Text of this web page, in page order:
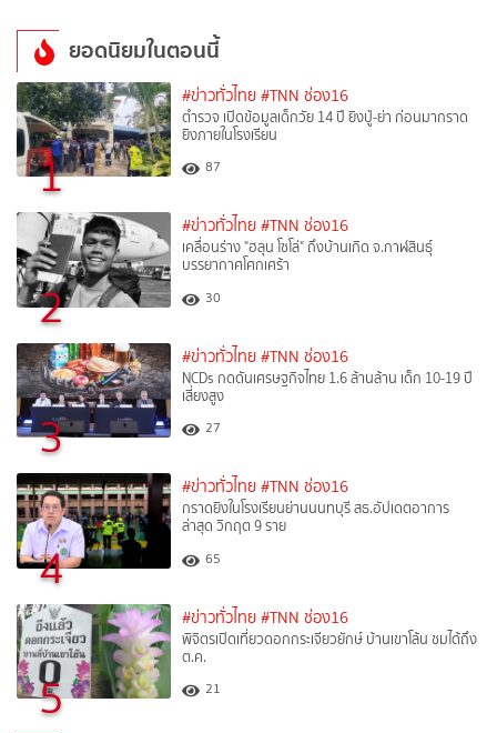
ยอดนิยมในตอนนี้
1
#ข่าวทั่วไทย #TNN ช่อง16
ตำรวจ เปิดข้อมูลเด็กวัย 14 ปี ยิงปู่-ย่า ก่อนมากราด
ยิงภายในโรงเรียน
87
2
#ข่าวทั่วไทย #TNN ช่อง16
เคลื่อนร่าง "ฮลุน โซโล่" ถึงบ้านเกิด จ.กาฬสินธุ์
บรรยากาศโศกเศร้า
30
3
#ข่าวทั่วไทย #TNN ช่อง16
NCDs กดดันเศรษฐกิจไทย 1.6 ล้านล้าน เด็ก 10-19 ปี
เสี่ยงสูง
27
4
#ข่าวทั่วไทย #TNN ช่อง16
กราดยิงในโรงเรียนย่านนนทบุรี สธ.อัปเดตอาการ
ล่าสุด วิกฤต 9 ราย
65
5
#ข่าวทั่วไทย #TNN ช่อง16
พิจิตรเปิดเที่ยวดอกกระเจียวยักษ์ บ้านเขาโล้น ชมได้ถึง
ต.ค.
21